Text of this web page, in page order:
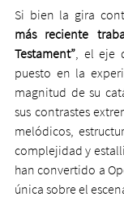
Si bien la gira
más reciente
Testament”, el eje
puesto en la
magnitud de su
sus contrastes
melódicos,
complejidad y
han convertido a
única sobre el